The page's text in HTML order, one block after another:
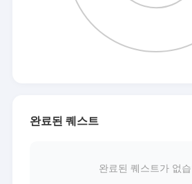
완료된 퀘스트
완료된 퀘스트가 없